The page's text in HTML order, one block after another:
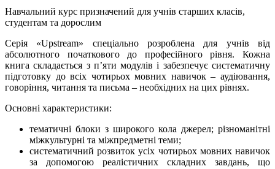
Навчальний курс призначений для учнів старших класів,
студентам та дорослим
Серія «Upstream» спеціально розроблена для учнів від
абсолютного початкового до професійного рівня. Кожна
книга складається з п’яти модулів і забезпечує систематичну
підготовку до всіх чотирьох мовних навичок – аудіювання,
говоріння, читання та письма – необхідних на цих рівнях.
Основні характеристики:
тематичні блоки з широкого кола джерел; різноманітні
міжкультурні та міжпредметні теми;
систематичний розвиток усіх чотирьох мовних навичок
за допомогою реалістичних складних завдань, що